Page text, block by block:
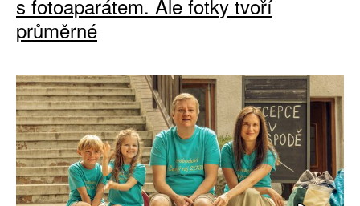
s fotoaparátem. Ale fotky tvoří
průměrné